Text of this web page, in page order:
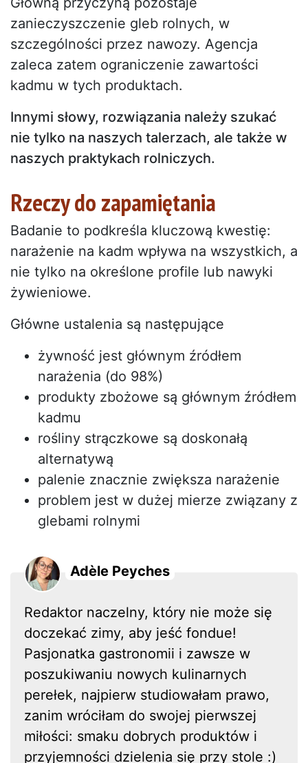
zanieczyszczenie gleb rolnych, w
szczególności przez nawozy. Agencja
zaleca zatem ograniczenie zawartości
kadmu w tych produktach.
Innymi słowy, rozwiązania należy szukać
nie tylko na naszych talerzach, ale także w
naszych praktykach rolniczych.
Rzeczy do zapamiętania
Badanie to podkreśla kluczową kwestię:
narażenie na kadm wpływa na wszystkich, a
nie tylko na określone profile lub nawyki
żywieniowe.
Główne ustalenia są następujące
żywność jest głównym źródłem
narażenia (do 98%)
produkty zbożowe są głównym źródłem
kadmu
rośliny strączkowe są doskonałą
alternatywą
palenie znacznie zwiększa narażenie
problem jest w dużej mierze związany z
glebami rolnymi
Adèle Peyches
Redaktor naczelny, który nie może się
doczekać zimy, aby jeść fondue!
Pasjonatka gastronomii i zawsze w
poszukiwaniu nowych kulinarnych
perełek, najpierw studiowałam prawo,
zanim wróciłam do swojej pierwszej
miłości: smaku dobrych produktów i
przyjemności dzielenia się przy stole :)